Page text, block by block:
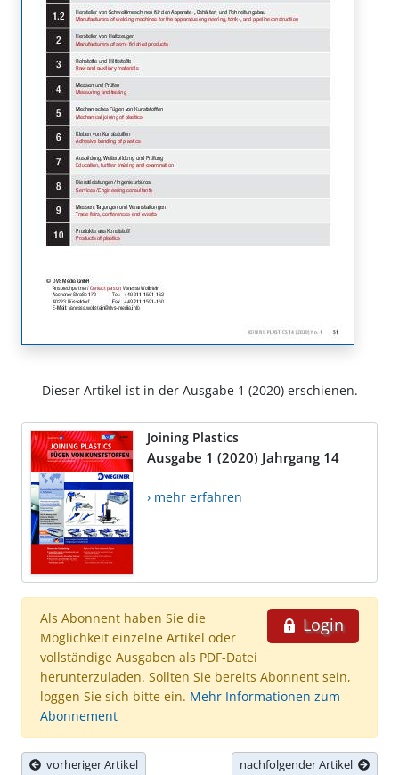
Dieser Artikel ist in der Ausgabe 1 (2020) erschienen.
Joining Plastics
Ausgabe 1 (2020) Jahrgang 14
› mehr erfahren
Login
Als Abonnent haben Sie die
Möglichkeit einzelne Artikel oder
vollständige Ausgaben als PDF-Datei
herunterzuladen. Sollten Sie bereits Abonnent sein,
loggen Sie sich bitte ein. Mehr Informationen zum
Abonnement
vorheriger Artikel nachfolgender Artikel